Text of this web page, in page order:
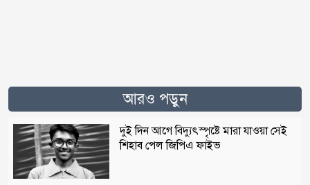
আরও পড়ুন
দুই দিন আগে বিদ্যুৎস্পৃষ্টে মারা যাওয়া সেই
শিহাব পেল জিপিএ ফাইভ